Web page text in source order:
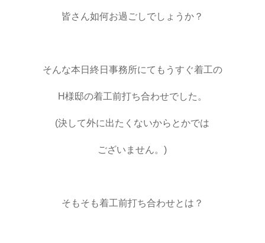
皆さん如何お過ごしでしょうか？
そんな本日終日事務所にてもうすぐ着工の
H様邸の着工前打ち合わせでした。
(決して外に出たくないからとかでは
ございません。)
そもそも着工前打ち合わせとは？